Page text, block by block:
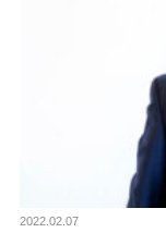
2022.02.07